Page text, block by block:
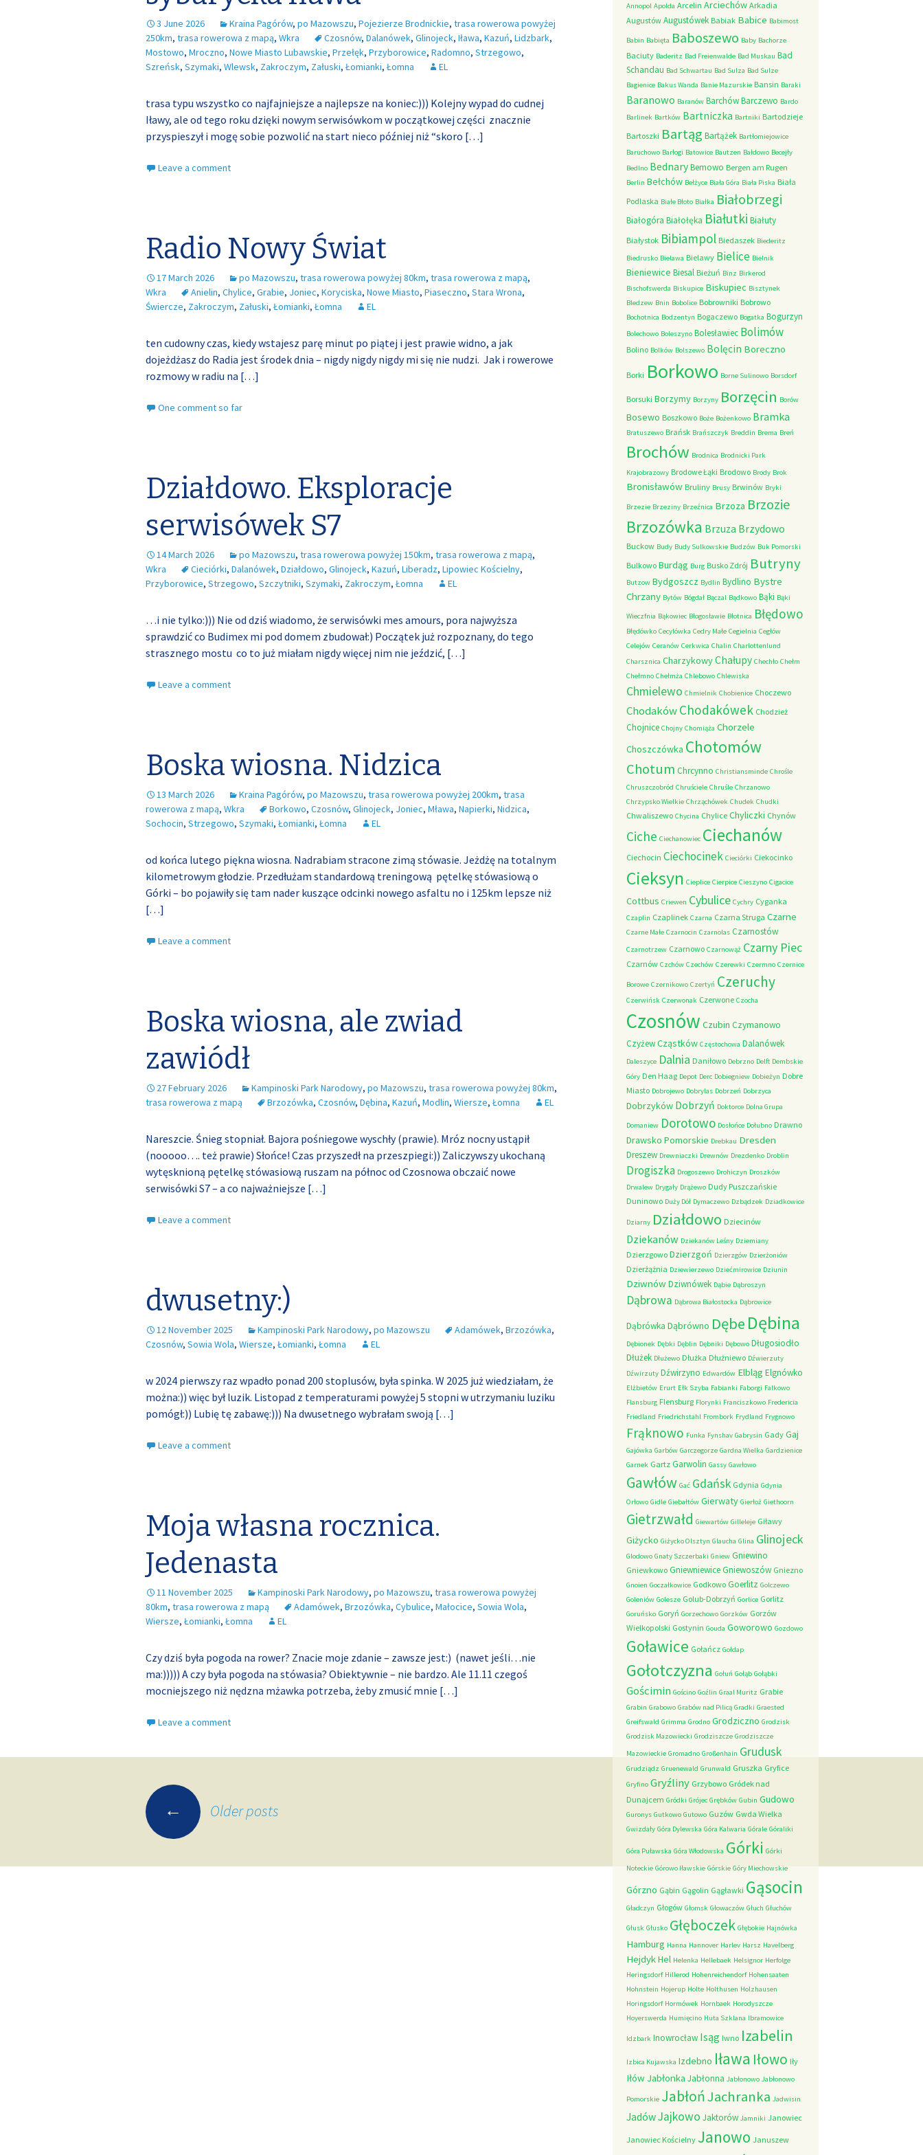
3 June 2026 Kraina Pagórów, po Mazowszu, Pojezierze Brodnickie, trasa rowerowa powyżej
250km, trasa rowerowa z mapą, Wkra Czosnów, Dalanówek, Glinojeck, Iława, Kazuń, Lidzbark,
Mostowo, Mroczno, Nowe Miasto Lubawskie, Przełęk, Przyborowice, Radomno, Strzegowo,
Szreńsk, Szymaki, Wlewsk, Zakroczym, Załuski, Łomianki, Łomna EL
trasa typu wszystko co najfajniejsze a najlepsze na koniec:))) Kolejny wypad do cudnej
Iławy, ale od tego roku dzięki nowym serwisówkom w początkowej części znacznie
przyspieszył i mogę sobie pozwolić na start nieco później niż “skoro […]
Leave a comment
Radio Nowy Świat
17 March 2026 po Mazowszu, trasa rowerowa powyżej 80km, trasa rowerowa z mapą,
Wkra
Anielin, Chylice, Grabie, Joniec, Koryciska, Nowe Miasto, Piaseczno, Stara Wrona,
Świercze, Zakroczym, Załuski, Łomianki, Łomna EL
ten cudowny czas, kiedy wstajesz parę minut po piątej i jest prawie widno, a jak
dojeżdżasz do Radia jest środek dnia – nigdy nigdy nigdy mi się nie nudzi. Jak i rowerowe
rozmowy w radiu na […]
One comment so far
Działdowo. Eksploracje
serwisówek S7
14 March 2026 po Mazowszu, trasa rowerowa powyżej 150km, trasa rowerowa z mapą,
Wkra
Cieciórki, Dalanówek, Działdowo, Glinojeck, Kazuń, Liberadz, Lipowiec Kościelny,
Przyborowice, Strzegowo, Szczytniki, Szymaki, Zakroczym, Łomna EL
…i nie tylko:))) Nie od dziś wiadomo, że serwisówki mes amours, pora najwyższa
sprawdzić co Budimex mi pod domem zbudował:) Początek już rozpoznany, do tego
strasznego mostu co to już miałam nigdy więcej nim nie jeździć, […]
Leave a comment
Boska wiosna. Nidzica
13 March 2026 Kraina Pagórów, po Mazowszu, trasa rowerowa powyżej 200km, trasa
rowerowa z mapą, Wkra Borkowo, Czosnów, Glinojeck, Joniec, Mława, Napierki, Nidzica,
Sochocin, Strzegowo, Szymaki, Łomianki, Łomna EL
od końca lutego piękna wiosna. Nadrabiam stracone zimą stówasie. Jeżdżę na totalnym
kilometrowym głodzie. Przedłużam standardową treningową pętelkę stówasiową o
Górki – bo pojawiły się tam nader kuszące odcinki nowego asfaltu no i 125km lepsze niż
[…]
Leave a comment
Boska wiosna, ale zwiad
zawiódł
27 February 2026 Kampinoski Park Narodowy, po Mazowszu, trasa rowerowa powyżej 80km,
trasa rowerowa z mapą
Brzozówka, Czosnów, Dębina, Kazuń, Modlin, Wiersze, Łomna EL
Nareszcie. Śnieg stopniał. Bajora pośniegowe wyschły (prawie). Mróz nocny ustąpił
(nooooo…. też prawie) Słońce! Czas przyszedł na przeszpiegi:)) Zaliczywszy ukochaną
wytęsknioną pętelkę stówasiową ruszam na północ od Czosnowa obczaić nowe
serwisówki S7 – a co najważniejsze […]
Leave a comment
dwusetny:)
12 November 2025 Kampinoski Park Narodowy, po Mazowszu Adamówek, Brzozówka,
Czosnów, Sowia Wola, Wiersze, Łomianki, Łomna EL
w 2024 pierwszy raz wpadło ponad 200 stoplusów, była spinka. W 2025 już wiedziałam, że
można:)) więc był luzik. Listopad z temperaturami powyżej 5 stopni w utrzymaniu luziku
pomógł:)) Lubię tę zabawę:))) Na dwusetnego wybrałam swoją […]
Leave a comment
Moja własna rocznica.
Jedenasta
11 November 2025 Kampinoski Park Narodowy, po Mazowszu, trasa rowerowa powyżej
80km, trasa rowerowa z mapą Adamówek, Brzozówka, Cybulice, Małocice, Sowia Wola,
Wiersze, Łomianki, Łomna EL
Czy dziś była pogoda na rower? Znacie moje zdanie – zawsze jest:) (nawet jeśli…nie
ma:))))) A czy była pogoda na stówasia? Obiektywnie – nie bardzo. Ale 11.11 czegoś
mocniejszego niż nędzna mżawka potrzeba, żeby zmusić mnie […]
Leave a comment
← Older posts
Annopol Apolda Arcelin Arciechów Arkadia
Augustów Augustówek Babiak Babice Babimost
Babin Babięta Baboszewo Baby Bachorze
Baciuty Baderitz Bad Freienwalde Bad Muskau Bad
Schandau Bad Schwartau Bad Sulza Bad Sulze
Bagienice Bakus Wanda Banie Mazurskie Bansin Baraki
Baranowo Baranów BarchówBarczewo Bardo
Barlinek Bartków Bartniczka Bartniki Bartodzieje
Bartoszki Bartąg Bartążek Bartłomiejowice
Baruchowo Barłogi Batowice Bautzen Bałdowo Becejły
Bedlno BednaryBemowo Bergen am Rugen
Berlin Bełchów Bełżyce Biała Góra Biała Piska Biała
Podlaska Białe Błoto Białka Białobrzegi
Białogóra Białołęka Białutki Białuty
Białystok Bibiampol Biedaszek Biederitz
Biedrusko Bielawa Bielawy Bielice Bielnik
Bieniewice Biesal Bieżuń Binz Birkerod
Bischofswerda Biskupice Biskupiec Bisztynek
Bledzew Bnin Bobolice Bobrowniki Bobrowo
Bochotnica Bodzentyn Bogaczewo Bogatka Bogurzyn
Bolechowo Boleszyno Bolesławiec Bolimów
Bolino Bolków Bolszewo Bolęcin Boreczno
Borki Borkowo Borne Sulinowo Borsdorf
Borsuki Borzymy Borzyny Borzęcin Borów
Bosewo Boszkowo Boże Bożenkowo Bramka
Bratuszewo Brańsk Brańszczyk Breddin Brema Breń
Brochów Brodnica Brodnicki Park
Krajobrazowy Brodowe Łąki Brodowo Brody Brok
Bronisławów Bruliny Brusy Brwinów Bryki
Brzezie Brzeziny Brzeźnica Brzoza Brzozie
Brzozówka Brzuza Brzydowo
Buckow Budy Budy Sulkowskie Budzów Buk Pomorski
Bulkowo Burdąg Burg Busko Zdrój Butryny
Butzow Bydgoszcz Bydlin Bydlino Bystre
Chrzany Bytów Bógdał Bączal Bądkowo Bąki Bąki
Wieczfnia Bąkowiec Błogosławie Błotnica Błędowo
Błędówko Cecylówka Cedry Małe Cegielnia Cegłów
Celejów Ceranów Cerkwica Chalin Charlottenlund
Charsznica CharzykowyChałupy Chechło Chełm
Chełmno Chełmża Chlebowo Chlewiska
Chmielewo Chmielnik Chobienice Choczewo
ChodakówChodakówek Chodzież
Chojnice Chojny Chomiąża Chorzele
Choszczówka Chotomów
Chotum Chrcynno Christiansminde Chrośle
Chruszczobród Chruściele Chruśle Chrzanowo
Chrzypsko Wielkie Chrząchówek Chudek Chudki
Chwaliszewo Chycina Chylice Chyliczki Chynów
Ciche Ciechanowiec Ciechanów
Ciechocin Ciechocinek Cieciórki Ciekocinko
Cieksyn Cieplice Cierpice Cieszyno Cigacice
Cottbus Criewen Cybulice Cychry Cyganka
Czaplin Czaplinek Czarna Czarna Struga Czarne
Czarne Małe Czarnocin Czarnolas Czarnostów
Czarnotrzew Czarnowo Czarnowąż Czarny Piec
Czarnów Czchów Czechów Czerewki Czermno Czernice
Borowe Czernikowo Czertyń Czeruchy
Czerwińsk Czerwonak Czerwone Czocha
Czosnów Czubin Czymanowo
CzyżewCząstków Częstochowa Dalanówek
Daleszyce Dalnia Daniłowo Debrzno Delft Dembskie
Góry Den Haag Depot Derc Dobiegniew Dobieżyn Dobre
Miasto Dobrojewo Dobrylas Dobrzeń Dobrzyca
Dobrzyków Dobrzyń Doktorce Dolna Grupa
Domaniew Dorotowo Dosłońce Dołubno Drawno
Drawsko Pomorskie Drebkau Dresden
Dreszew Drewniaczki Drewnów Drezdenko Droblin
Drogiszka Drogoszewo Drohiczyn Droszków
Drwalew Drygały Drążewo Dudy Puszczańskie
Duninowo Duży Dół Dymaczewo Dzbądzek Dziadkowice
Dziarny Działdowo Dziecinów
Dziekanów Dziekanów Leśny Dziemiany
Dzierzgowo Dzierzgoń Dzierzgów Dzierżoniów
Dzierżążnia Dziewierzewo Dziećmirowice Dziunin
DziwnówDziwnówek Dąbie Dąbroszyn
Dąbrowa Dąbrowa Białostocka Dąbrowice
Dąbrówka Dąbrówno Dębe Dębina
Dębionek Dębki Dęblin Dębniki Dębowo Długosiodło
Dłużek Dłużewo Dłużka Dłużniewo Dźwierzuty
Dźwirzuty Dźwirzyno Edwardów Elbląg Elgnówko
Elżbietów Erurt Ełk Szyba Fabianki Faborgi Falkowo
Flansburg Flensburg Florynki Franciszkowo Fredericia
Friedland Friedrichstahl Frombork Frydland Frygnowo
Frąknowo Funka Fynshav Gabrysin Gady Gaj
Gajówka Garbów Garczegorze Gardna Wielka Gardzienice
Garnek Gartz Garwolin Gassy Gawłowo
Gawłów Gać Gdańsk Gdynia Gdynia
Orłowo Gidle Giebałtów Gierwaty Gierłoż Giethoorn
Gietrzwałd Giewartów Gilleleje Giławy
Giżycko Giżycko Olsztyn Glaucha Glina Glinojeck
Glodowo Gnaty Szczerbaki Gniew Gniewino
Gniewkowo GniewniewiceGniewoszów Gniezno
Gnoien Goczałkowice Godkowo Goerlitz Golczewo
Goleniów Golesze Golub-Dobrzyń Gorlice Gorlitz
Goruńsko Goryń Gorzechowo Gorzków Gorzów
Wielkopolski Gostynin Gouda Goworowo Gozdowo
Goławice Gołańcz Gołdap
Gołotczyzna Gołuń Gołąb Gołąbki
Gościmin Gościno Goźlin Graal Muritz Grabie
Grabin Grabowo Grabów nad Pilicą Gradki Graested
Greifswald Grimma Grodno Grodziczno Grodzisk
Grodzisk Mazowiecki Grodziszcze Grodziszcze
Mazowieckie Gromadno Großenhain Grudusk
Grudziądz Gruenewald Grunwald Gruszka Gryfice
Gryfino Gryźliny Grzybowo Gródek nad
Dunajcem Gródki Grójec Grębków Gubin Gudowo
Guronys Gutkowo Gutowo Guzów Gwda Wielka
Gwizdały Góra Dylewska Góra Kalwaria Górale Góraliki
Góra Puławska Góra Włodowska Górki Górki
Noteckie Górowo Iławskie Górskie Góry Miechowskie
Górzno Gąbin Gągolin Gągławki Gąsocin
Gładczyn Głogów Głomsk Głowaczów Głuch Głuchów
Głusk Głusko Głęboczek Głębokie Hajnówka
Hamburg Hanna Hannover Harlev Harsz Havelberg
HejdykHel Helenka Hellebaek Helsignor Herfolge
Heringsdorf Hillerod Hohenreichendorf Hohensaaten
Hohnstein Hojerup Holte Holthusen Holzhausen
Horingsdorf Hormówek Hornbaek Horodyszcze
Hoyerswerda Humięcino Huta Szklana Ibramowice
Idzbark Inowrocław Isąg Iwno Izabelin
Izbica Kujawska Izdebno Iława Iłowo Iły
Iłów Jabłonka Jabłonna Jabłonowo Jabłonowo
Pomorskie JabłońJachranka Jadwisin
JadówJajkowo Jaktorów Jamniki Janowiec
Janowiec Kościelny Janowo Januszew